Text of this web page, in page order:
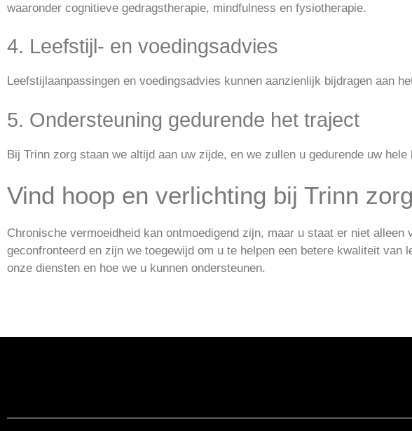
waaronder cognitieve gedragstherapie, mindfulness en fysiotherapie.
4. Leefstijl- en voedingsadvies
Leefstijlaanpassingen en voedingsadvies kunnen aanzienlijk bijdragen aan
5. Ondersteuning gedurende het traject
Bij Trinn zorg staan we altijd aan uw zijde, en we zullen u gedurende uw
Vind hoop en verlichting bij Trinn zorg
Chronische vermoeidheid kan ontmoedigend zijn, maar u staat er niet alleen
geconfronteerd en zijn we toegewijd om u te helpen een betere kwaliteit
onze diensten en hoe we u kunnen ondersteunen.